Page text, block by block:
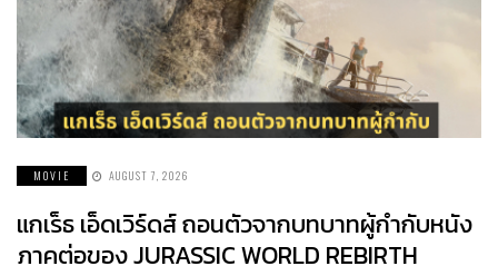
MOVIE AUGUST 7, 2026
แกเร็ธ เอ็ดเวิร์ดส์ ถอนตัวจากบทบาทผู้กำกับหนัง
ภาคต่อของ JURASSIC WORLD REBIRTH